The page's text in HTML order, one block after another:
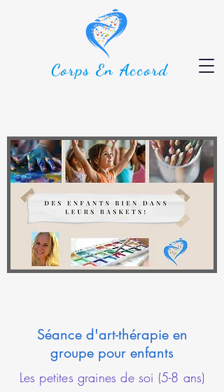
Corps En Accord
Séance d'art-thérapie en
groupe pour enfants
Les petites graines de soi (5-8 ans)